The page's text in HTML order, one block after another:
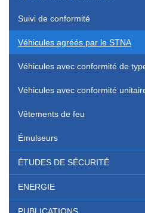
Suivi de conformité
Véhicules agréés par le STNA
Véhicules avec conformité de
Véhicules avec conformité
Vêtements de feu
Émulseurs
ÉTUDES DE SÉCURITÉ
ENERGIE